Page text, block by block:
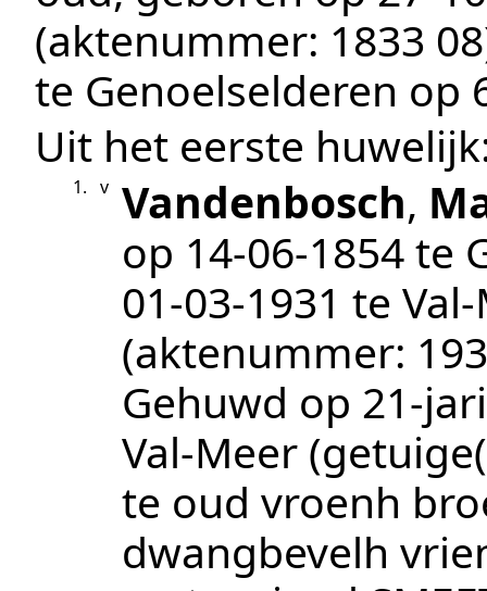
(aktenummer: 1833 08
te Genoelselderen op
Uit het eerste
1. v Vandenbosch,
op 14‑06‑1854te
01‑03‑1931 te
(aktenummer:
Gehuwd op 21-
Val-Meer
te oud vroenh
dwangbevelh